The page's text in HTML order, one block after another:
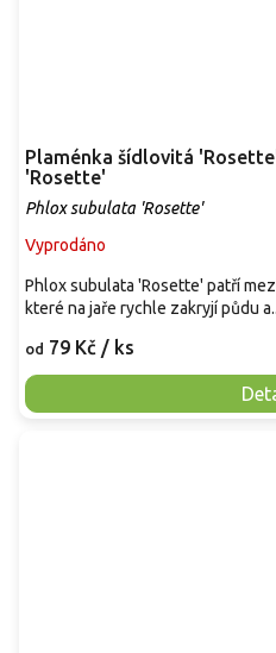
Plaménka šídlovitá
'Rosette'
Phlox subulata 'Rosette'
Vyprodáno
od 79 Kč / ks
Phlox subulata 'Rosette' patří
které na jaře rychle zakryjí půdu